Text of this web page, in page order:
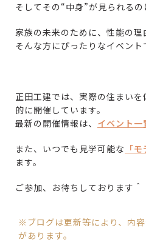
そしてその“中身”が見られるの
家族の未来のために、性能の理
そんな方にぴったりなイベント
正田工建では、実際の住まい
的に開催しています。
最新の開催情報は、 イベント一
また、いつでも見学可能な 「
ます。
ご参加、お待ちしております＾
※ブログは更新等により、内
があります。